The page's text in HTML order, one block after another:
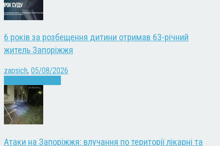
6 років за розбещення дитини отримав 63-річний
житель Запоріжжя
zapsich, 05/08/2026
Атаки на Запоріжжя: влучання по території лікарні та